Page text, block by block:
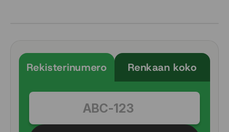
Rekisterinumero Renkaan koko